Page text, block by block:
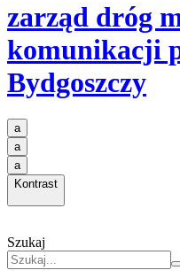
zarząd dróg
komunikacji
Bydgoszczy
a
a
a
Kontrast
Szukaj